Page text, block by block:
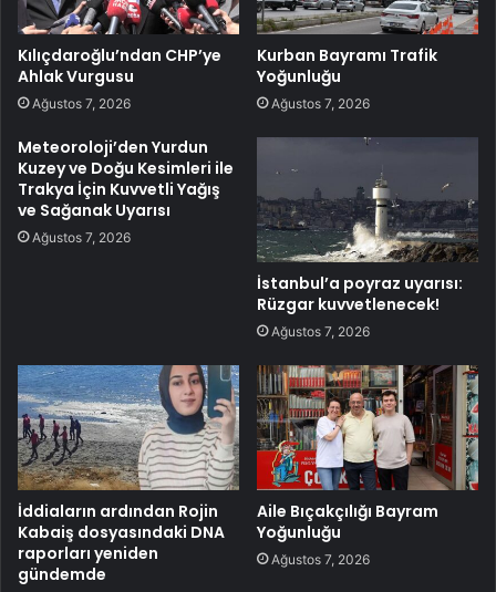
Kılıçdaroğlu’ndan CHP’ye
Ahlak Vurgusu
Ağustos 7, 2026
Kurban Bayramı Trafik
Yoğunluğu
Ağustos 7, 2026
Meteoroloji’den Yurdun
Kuzey ve Doğu Kesimleri ile
Trakya İçin Kuvvetli Yağış
ve Sağanak Uyarısı
Ağustos 7, 2026
İstanbul’a poyraz uyarısı:
Rüzgar kuvvetlenecek!
Ağustos 7, 2026
İddiaların ardından Rojin
Kabaiş dosyasındaki DNA
raporları yeniden
gündemde
Aile Bıçakçılığı Bayram
Yoğunluğu
Ağustos 7, 2026